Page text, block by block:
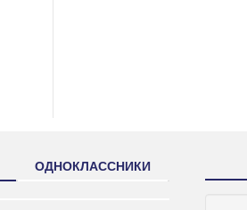
ОДНОКЛАССНИКИ